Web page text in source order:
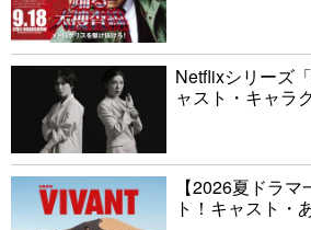
Netflixシリーズ
ャスト・キャラ
【2026夏ドラ
ト！キャスト・